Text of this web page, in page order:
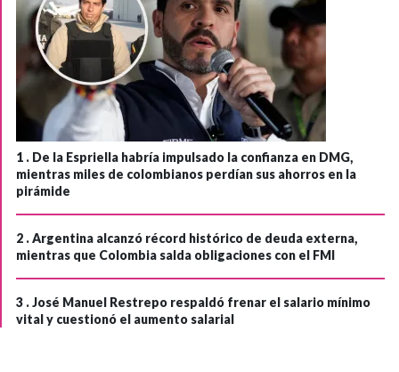
1 . De la Espriella habría impulsado la confianza en DMG,
mientras miles de colombianos perdían sus ahorros en la
pirámide
2 .Argentina alcanzó récord histórico de deuda externa,
mientras que Colombia salda obligaciones con el FMI
3 .José Manuel Restrepo respaldó frenar el salario mínimo
vital y cuestionó el aumento salarial